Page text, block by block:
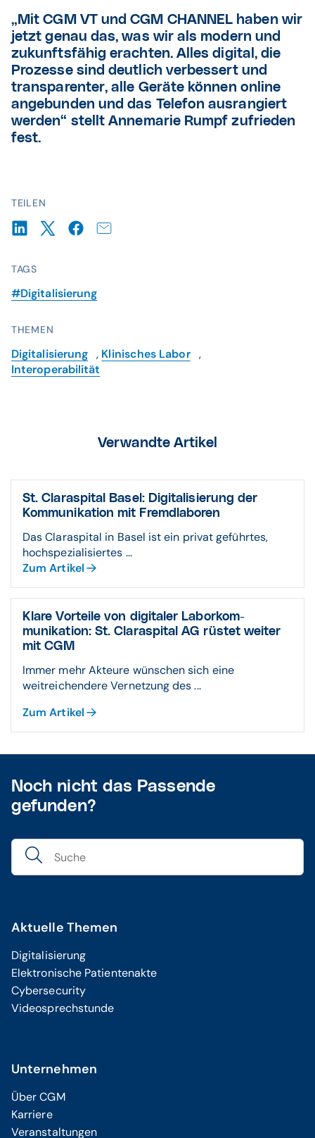
TEILEN
TAGS
#Digitalisierung
THEMEN
Digitalisierung , Klinisches Labor ,
Interoperabilität
„Mit CGM VT und CGM CHANNEL haben wir
jetzt genau das, was wir als modern und
zukunftsfähig erachten. Alles digital, die
Prozesse sind deutlich verbessert und
transparenter, alle Geräte können online
angebunden und das Telefon ausrangiert
werden“ stellt Annemarie Rumpf zufrieden
fest.
Verwandte Artikel
St. Claraspital Basel: Digitali­sierung der
Kommu­nikation mit Fremd­laboren
Das Claraspital in Basel ist ein privat geführtes,
hochspezialisiertes ...
Zum Artikel
Klare Vorteile von digitaler Labor­kom­
munikation: St. Claraspital AG rüstet weiter
mit CGM
Immer mehr Akteure wünschen sich eine
weitreichendere Vernetzung des ...
Zum Artikel
Noch nicht das Passende
gefunden?
Aktuelle Themen
Digitalisierung
Elektronische Patientenakte
Cybersecurity
Videosprechstunde
Unternehmen
Über CGM
Karriere
Veranstaltungen